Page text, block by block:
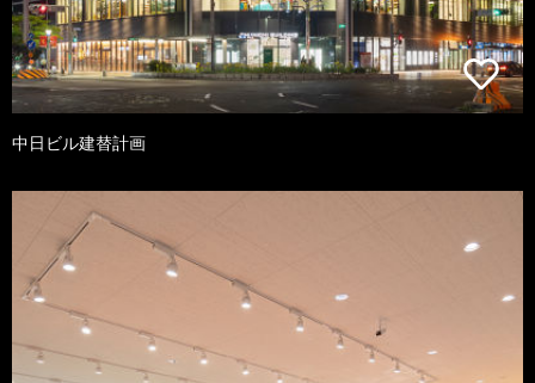
中日ビル建替計画